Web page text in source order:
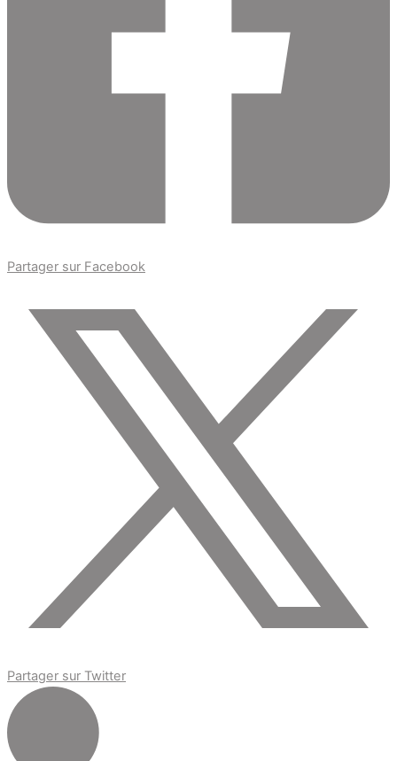
Partager sur Facebook
Partager sur Twitter